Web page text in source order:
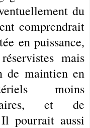
du
comprendrait
en puissance,
mais
de maintien en
moins
et de
pourrait aussi